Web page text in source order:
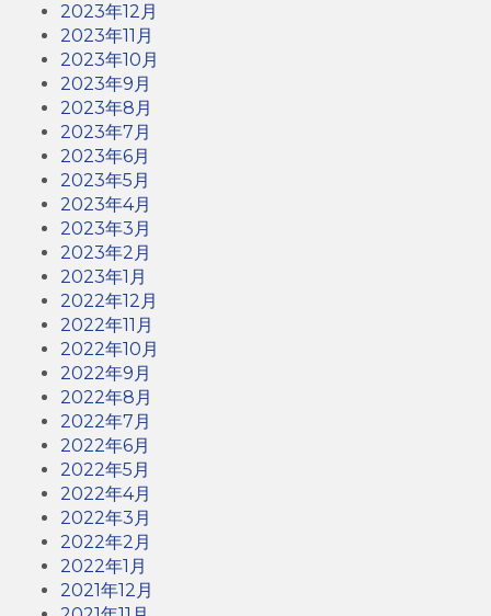
2023年12月
2023年11月
2023年10月
2023年9月
2023年8月
2023年7月
2023年6月
2023年5月
2023年4月
2023年3月
2023年2月
2023年1月
2022年12月
2022年11月
2022年10月
2022年9月
2022年8月
2022年7月
2022年6月
2022年5月
2022年4月
2022年3月
2022年2月
2022年1月
2021年12月